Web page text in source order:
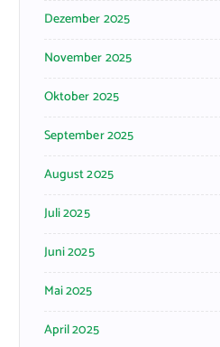
Dezember 2025
November 2025
Oktober 2025
September 2025
August 2025
Juli 2025
Juni 2025
Mai 2025
April 2025